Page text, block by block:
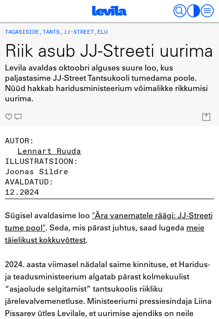
TAGASISIDE,TANTS,JJ-STREET,ELU
Riik asub JJ-Streeti uurima
Levila avaldas oktoobri alguses suure loo, kus
paljastasime JJ-Street Tantsukooli tumedama poole.
Nüüd hakkab haridusministeerium võimalikke rikkumisi
uurima.
AUTOR:
Lennart Ruuda
ILLUSTRATSIOON:
Joonas Sildre
AVALDATUD:
12.2024
Sügisel avaldasime loo "Ära vanematele räägi: JJ-Streeti
tume pool". Seda, mis pärast juhtus, saad lugeda meie
täielikust kokkuvõttest.
2024. aasta viimasel nädalal saime kinnituse, et Haridus-
ja teadusministeerium algatab pärast kolmekuulist
“asjaolude selgitamist” tantsukoolis riikliku
järelevalvemenetluse. Ministeeriumi pressiesindaja Liina
Pissarev ütles Levilale, et uurimise ajendiks on neile